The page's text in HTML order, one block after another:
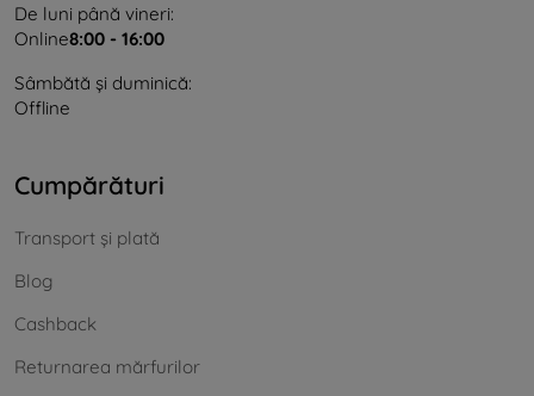
De luni până vineri:
Online8:00 - 16:00
Sâmbătă și duminică:
Offline
Cumpărături
Transport și plată
Blog
Cashback
Returnarea mărfurilor